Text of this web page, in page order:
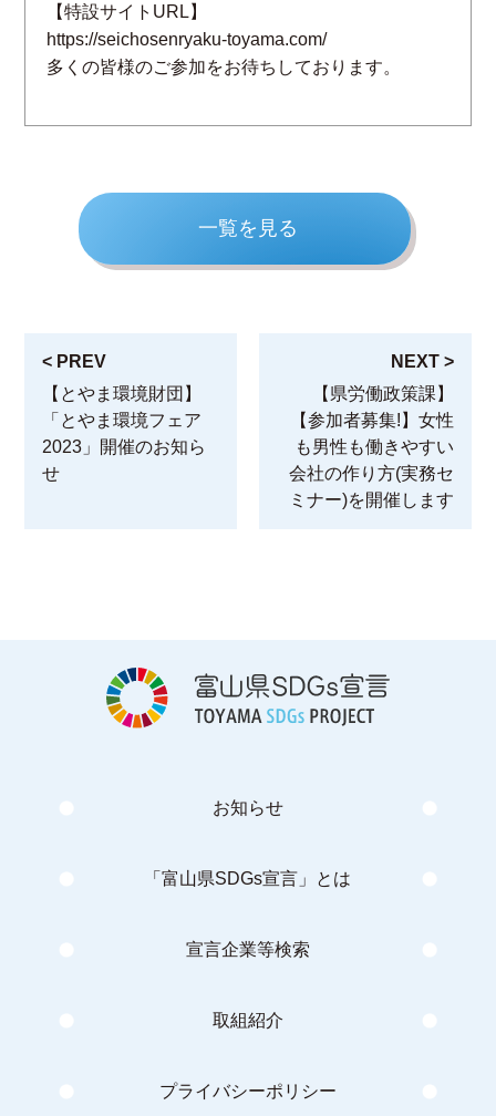
【特設サイトURL】
https://seichosenryaku-toyama.com/
多くの皆様のご参加をお待ちしております。
一覧を見る
< PREV
【とやま環境財団】
「とやま環境フェア
2023」開催のお知ら
せ
NEXT >
【県労働政策課】
【参加者募集!】女性
も男性も働きやすい
会社の作り方(実務セ
ミナー)を開催します
お知らせ
「富山県SDGs宣言」とは
宣言企業等検索
取組紹介
プライバシーポリシー